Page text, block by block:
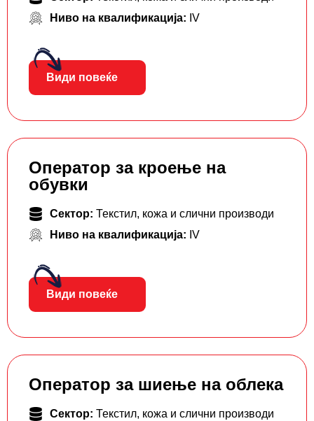
Ниво на квалификација: IV
Види повеќе
Оператор за кроење на
обувки
Сектор: Текстил, кожа и слични производи
Ниво на квалификација: IV
Види повеќе
Оператор за шиење на облека
Сектор: Текстил, кожа и слични производи